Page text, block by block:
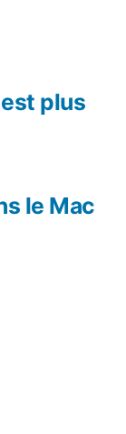
: le Mac
plus